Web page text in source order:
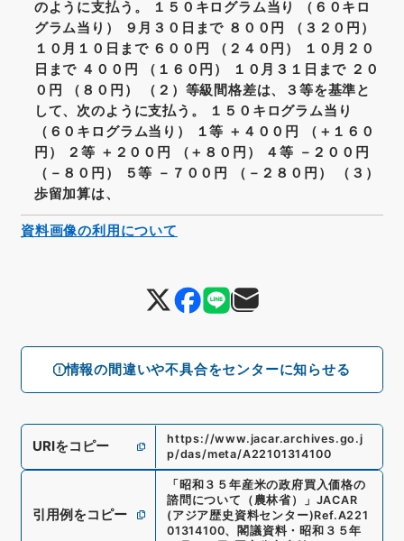
情報の間違いや不具合をセンターに知らせる
のように支払う。 １５０キログラム当り （６０キロ
グラム当り） ９月３０日まで ８００円 （３２０円）
１０月１０日まで ６００円 （２４０円） １０月２０
日まで ４００円 （１６０円） １０月３１日まで ２０
０円 （８０円） （２）等級間格差は、３等を基準と
して、次のように支払う。 １５０キログラム当り
（６０キログラム当り） １等 ＋４００円 （＋１６０
円） ２等 ＋２００円 （＋８０円） ４等 －２００円
（－８０円） ５等 －７００円 （－２８０円） （３）
歩留加算は、
URIをコピー
https://www.jacar.archives.go.j
p/das/meta/A22101314100
引用例をコピー
「昭和３５年産米の政府買入価格の
諮問について（農林省）
」 JACAR
(アジア歴史資料センター)Ref.A221
01314100、閣議資料・昭和３５年
資料画像の利用について